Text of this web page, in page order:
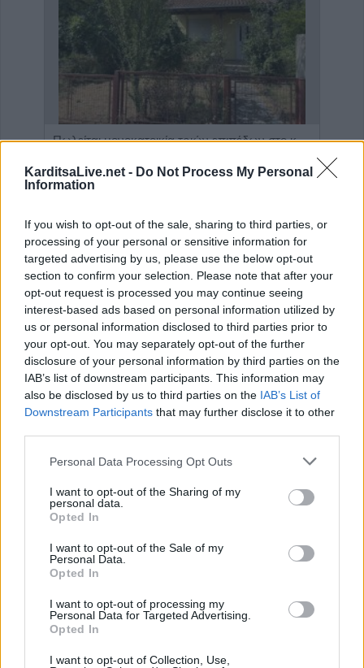
KarditsaLive.net - Do Not Process My Personal
Information
If you wish to opt-out of the sale, sharing to third parties, or
processing of your personal or sensitive information for
targeted advertising by us, please use the below opt-out
section to confirm your selection. Please note that after your
opt-out request is processed you may continue seeing
interest-based ads based on personal information utilized by
us or personal information disclosed to third parties prior to
your opt-out. You may separately opt-out of the further
disclosure of your personal information by third parties on the
IAB’s list of downstream participants. This information may
also be disclosed by us to third parties on the IAB’s List of
Downstream Participants that may further disclose it to other
Personal Data Processing Opt Outs
I want to opt-out of the Sharing of my
personal data.
Opted In
I want to opt-out of the Sale of my
Personal Data.
Opted In
I want to opt-out of processing my
Personal Data for Targeted Advertising.
Opted In
I want to opt-out of Collection, Use,
Η Αποκατάσταση Α.Ε. αναζητά για εργασία Νοσηλευτές και Βοηθούς Νοσηλευτές Πωλείται μονοκατοικία τριών επιπέδων στο καταπράσινο Πευκόφυτο Καρδίτσας
ΤΕΛΕΥΤΑΙΑ ΝΕΑ
Σε αναζήτηση λύσης για το χρόνιο
πρόβλημα των ανεπιτήρητων βοοειδών σε
κοινότητες του Δήμου Παλαμά
Ακυρώθηκε απόφαση του Περιφερειάρχη
Θεσσαλίας Δημ. Κουρέτα για το θαλάσσιο
σκι στη λίμνη Σμοκόβου
8 Αυγούστου 2026, 13:44
Συνεδρίαση Επιτροπής Εκτίμησης Κινδύνου
για τους ισχυρούς ανέμους και τις υψηλές
8 Αυγούστου 2026, 13:30
Την Κυριακή 9 Αυγούστου η κηδεία του